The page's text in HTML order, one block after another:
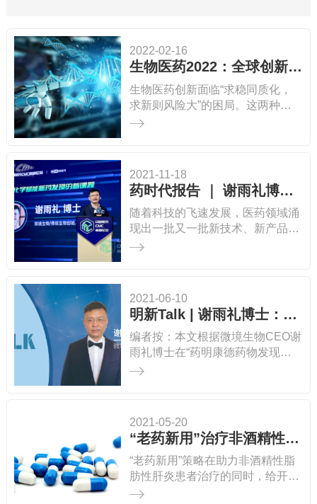
2022-02-16
生物医药2022：全球创新趋势和差异化策略
生物医药创新面临“求稳同质化，
求新则风险大”的困局。这两种策
略走极端都不利于医药行业的健康
热门靶点和技术的现象愈演愈烈。
过去的一年，“内卷”成为行业最鲜
明的关键词。要破局，我们必须正
视风险，加大创新的力度，积极探
索差异化，创造具有全球价值的产
品。 生物医药创新无非就是发现疾
生物医药各个领域取得不少进展，
从中可以一窥全球高水平的创新趋
势和差异化策略，对处在转型路口
的中国生物医药也许有所启示。
2021-11-18
药时代报告 ｜ 谢雨礼博士解读有机化学赋能药物发现的新课题
随着科技的飞速发展，医药领域涌
现出一批又一批新技术、新产品。
大分子药物高歌猛进，细胞治疗、
的前途，质疑有机化学在医药领域
的地位。 但在谢雨礼博士看来，有
机化学是制药的核心科技。有机化
学不仅不会过时，还会随着时代的
进步在医药领域进一步焕发新的活
力。 11月10日至12日，药时代主
领袖和专家、~700位专业人士出
席，现场气氛热烈！微境生物创始
人、CEO、药时代合作伙伴及专栏
作家谢雨礼博士应邀嘉宾出席，深
入全面地解读了《有机化学赋能药
物发现的新课题》，回答了有机化
2021-06-10
明新Talk | 谢雨礼博士：生物医药新技术和新趋势
编者按：本文根据微境生物CEO谢
雨礼博士在“药明康德药物发现探
索之旅主题研讨会上海站”的报告
2021-05-20
“老药新用”治疗非酒精性脂肪性肝炎
“老药新用”策略在助力非酒精性脂
肪性肝炎患者治疗的同时，给开发
各种新靶点的制药公司也带来